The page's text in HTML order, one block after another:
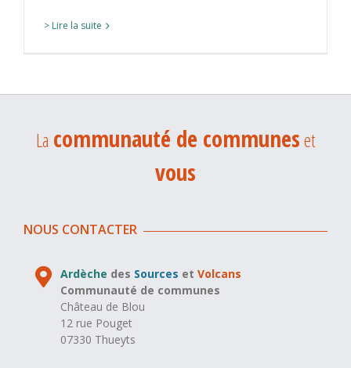
> Lire la suite
La communauté de communeset
vous
NOUS CONTACTER
Ardèche des Sources etVolcans
Communauté de communes
Château de Blou
12 rue Pouget
07330 Thueyts